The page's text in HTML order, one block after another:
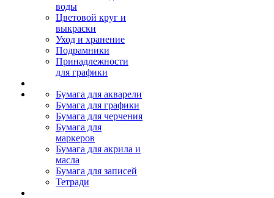
воды
Цветовой круг и
выкраски
Уход и хранение
Подрамники
Принадлежности
для графики
Бумага для акварели
Бумага для графики
Бумага для черчения
Бумага для
маркеров
Бумага для акрила и
масла
Бумага для записей
Тетради